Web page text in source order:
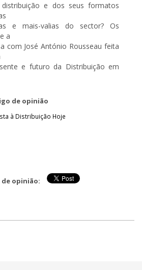
e dos seus formatos
e mais-valias do sector? Os
a
com José António Rousseau feita
e futuro da Distribuição em
de opinião
à Distribuição Hoje
opinião: